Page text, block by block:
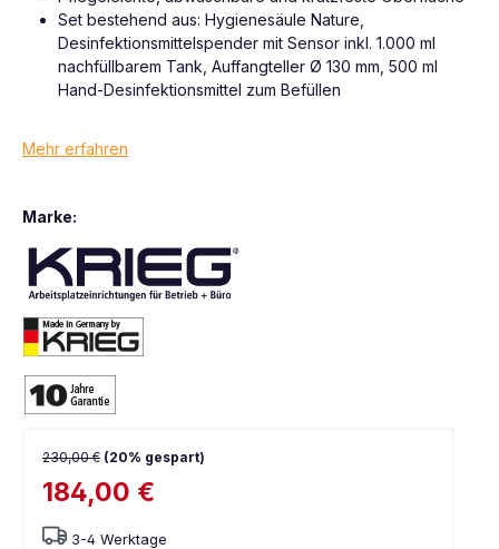
Set bestehend aus: Hygienesäule Nature,
Desinfektionsmittelspender mit Sensor inkl. 1.000 ml
nachfüllbarem Tank, Auffangteller Ø 130 mm, 500 ml
Hand-Desinfektionsmittel zum Befüllen
Mehr erfahren
Marke:
230,00 € (20% gespart)
184,00 €
3-4 Werktage